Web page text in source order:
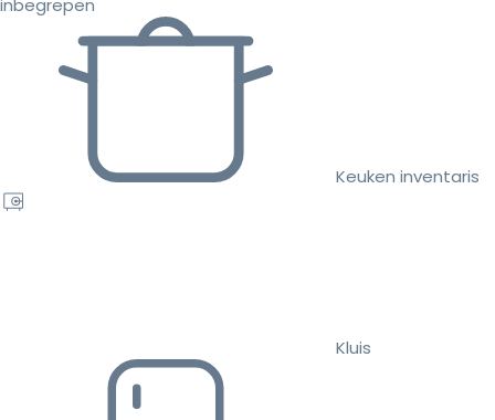
inbegrepen
Keuken inventaris
Kluis